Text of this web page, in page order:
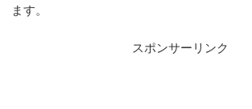
ます。
スポンサーリンク